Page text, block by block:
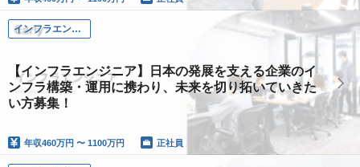
インフラエンジニア
【インフラエンジニア】日本の発展を支える企業のイ
ンフラ構築・運用に携わり、未来を切り拓いていきた
い方募集！
年収460万円 〜 1100万円 正社員